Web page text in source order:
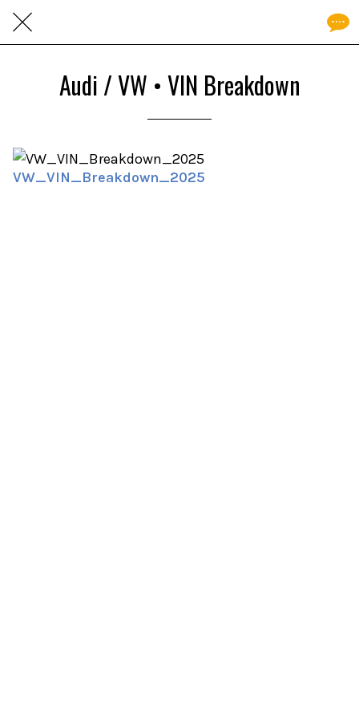
Audi / VW • VIN Breakdown
VW_VIN_Breakdown_2025